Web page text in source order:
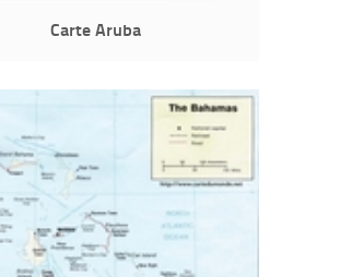
Carte Aruba